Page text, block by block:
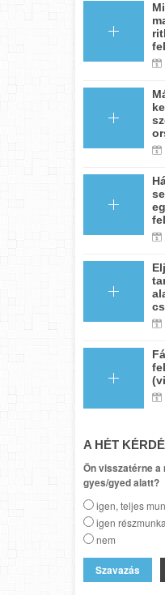
A HÉT
Ön visszatérne
gyes/gyed alatt?
igen, teljes
igen
nem